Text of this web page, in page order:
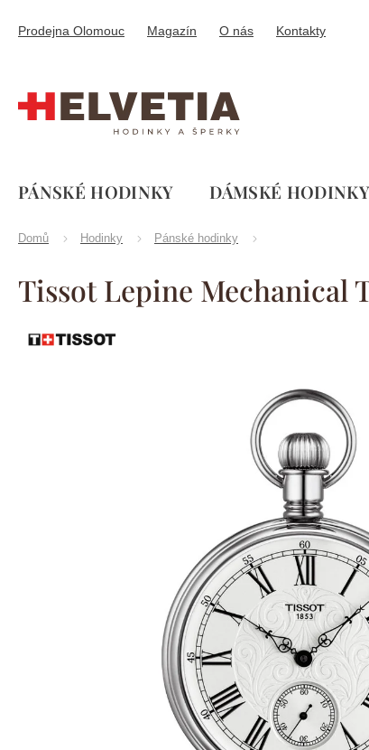
obsah
Prodejna Olomouc Magazín O nás Kontakty
PÁNSKÉ HODINKY DÁMSKÉ HODINKY
Domů Hodinky Pánské hodinky
Tissot Lepine Mechanical
Značka:Tissot